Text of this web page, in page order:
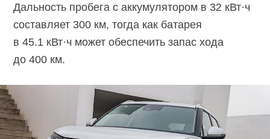
Дальность пробега с аккумулятором в 32 кВт·ч
составляет 300 км, тогда как батарея
в 45.1 кВт·ч может обеспечить запас хода
до 400 км.